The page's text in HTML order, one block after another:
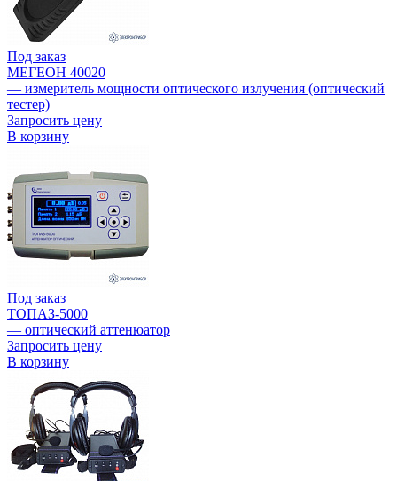
Под заказ
МЕГЕОН 40020
— измеритель мощности оптического излучения (оптический
тестер)
Запросить цену
В корзину
Под заказ
ТОПАЗ-5000
— оптический аттенюатор
Запросить цену
В корзину